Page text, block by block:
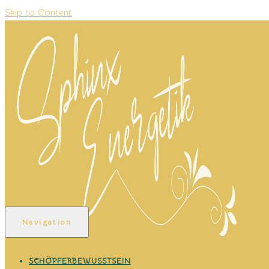
Skip to Content
Martina Anna Elena – Mentorin für Transformation,
Navigation
SCHÖPFERBEWUSSTSEIN